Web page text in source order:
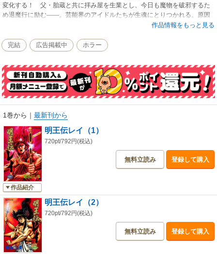
変化する！ 父・胎蔵と共に拝み屋を生業とし、今日も魔物を破邪するた
め退魔行に励む――。芸能界のアイドルたちが生魂にとりつかれる。原因
は、ファンの念（おも）いが変化したもので、やがては霊障となって体を
作品情報をもっと見る
完結 広告掲載中 ホラー
1巻から ｜ 最新刊から
作品紹介
明王伝レイ（1）
720pt/792円(税込)
無料立読み 登録して購入
明王伝レイ（2）
720pt/792円(税込)
無料立読み 登録して購入